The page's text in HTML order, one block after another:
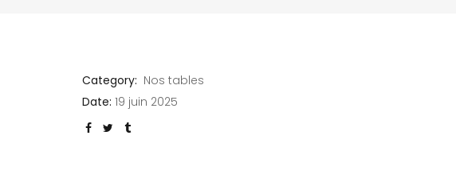
Category: Nos tables
Date: 19 juin 2025